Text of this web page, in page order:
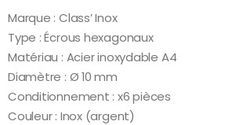
Marque : Class’ Inox
Type : Écrous hexagonaux
Matériau : Acier inoxydable A4
Diamètre : Ø 10 mm
Conditionnement : x6 pièces
Couleur : Inox (argent)